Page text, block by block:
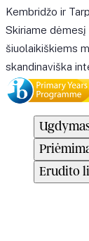
Kembridžo ir
Skiriame
šiuolaikiškiems
skandinaviška
Erudito